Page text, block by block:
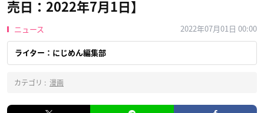
売日：2022年7月1日】
ニュース 2022年07月01日 00:00
ライター：にじめん編集部
カテゴリ : 漫画